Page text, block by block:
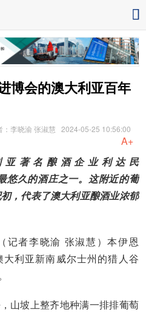
博会的澳大利亚百年
：李晓渝 张淑慧 2024-05-25 10:56:00
A+
著名酿酒企业利达民
悠久的酒庄之一。这附近的葡
，代表了澳大利亚酿酒业浓郁
记者李晓渝 张淑慧）本伊恩
大利亚新南威尔士州的猎人谷
山坡上整齐地种满一排排葡萄